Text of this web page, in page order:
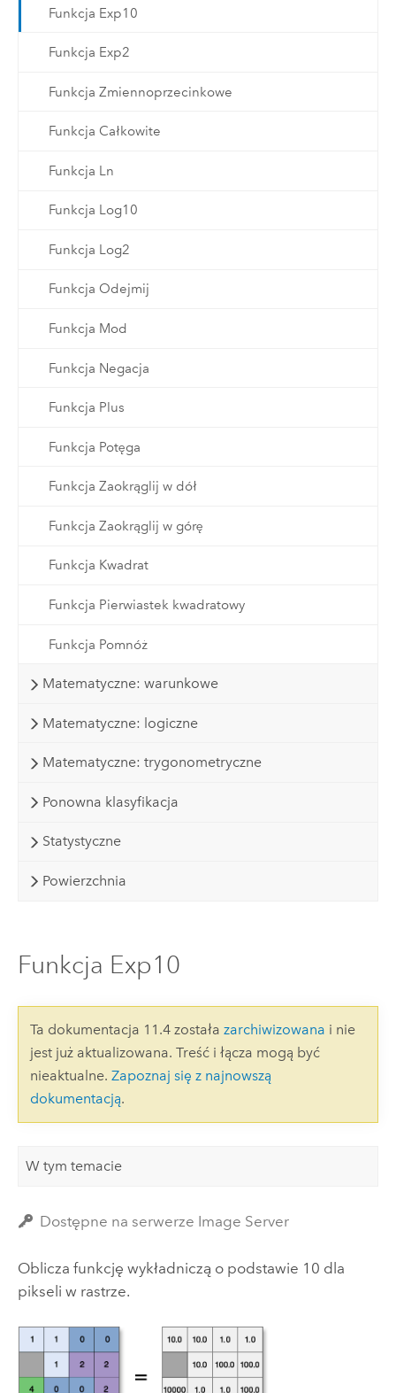
Funkcja Exp10
Funkcja Exp2
Funkcja Zmiennoprzecinkowe
Funkcja Całkowite
Funkcja Ln
Funkcja Log10
Funkcja Log2
Funkcja Odejmij
Funkcja Mod
Funkcja Negacja
Funkcja Plus
Funkcja Potęga
Funkcja Zaokrąglij w dół
Funkcja Zaokrąglij w górę
Funkcja Kwadrat
Funkcja Pierwiastek kwadratowy
Funkcja Pomnóż
Matematyczne: warunkowe
Matematyczne: logiczne
Matematyczne: trygonometryczne
Ponowna klasyfikacja
Statystyczne
Powierzchnia
Funkcja Exp10
Ta dokumentacja 11.4 została zarchiwizowana i nie
jest już aktualizowana. Treść i łącza mogą być
nieaktualne. Zapoznaj się z najnowszą
dokumentacją.
W tym temacie
Dostępne na serwerze Image Server
Oblicza funkcję wykładniczą o podstawie 10 dla
pikseli w rastrze.